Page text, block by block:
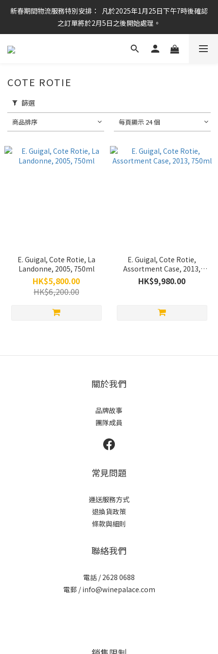
任何酒款買滿6枝或滿$800元即可免運費
新春期間物流服務特別安排：  凡於2025年1月25日下午7時後確認
之訂單將於2月5日之後開始處理。
任何酒款買滿6枝或滿$800元即可免運費
COTE ROTIE
篩選
商品排序 每頁顯示 24 個
E. Guigal, Cote Rotie, La
Landonne, 2005, 750ml
HK$5,800.00
HK$6,200.00
E. Guigal, Cote Rotie,
Assortment Case, 2013,
750ml
HK$9,980.00
關於我們
品牌故事
團隊成員
常見問題
運送服務方式
退換貨政策
條款與細則
聯絡我們
電話 / 2628 0688
電郵 / info@winepalace.com